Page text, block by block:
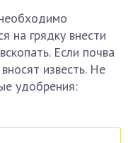
на грядку внести
Если почва
известь. Не
удобрения: